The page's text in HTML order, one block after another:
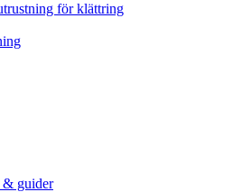
för klättring
guider